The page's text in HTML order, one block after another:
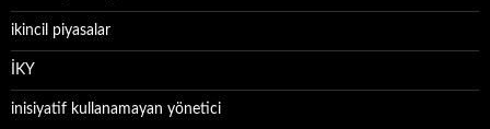
ikincil piyasalar
İKY
inisiyatif kullanamayan yönetici